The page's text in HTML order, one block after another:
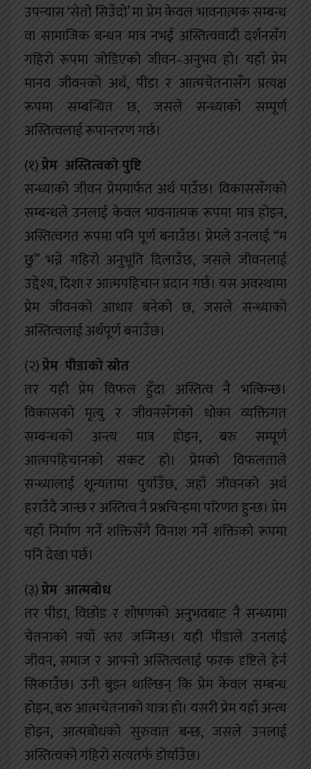
उपन्यास ‘सेतो सिउँदो’ मा प्रेम केवल भावनात्मक सम्बन्ध
वा सामाजिक बन्धन मात्र नभई अस्तित्ववादी दर्शनसँग
गहिरो रूपमा जोडिएको जीवन–अनुभव हो। यहाँ प्रेम
मानव जीवनको अर्थ, पीडा र आत्मचेतनासँग प्रत्यक्ष
रूपमा सम्बन्धित छ, जसले सन्ध्याको सम्पूर्ण
अस्तित्वलाई रूपान्तरण गर्छ।
(१)प्रेम अस्तित्वको पुष्टि
सन्ध्याको जीवन प्रेममार्फत अर्थ पाउँछ। विकाससँगको
सम्बन्धले उनलाई केवल भावनात्मक रूपमा मात्र होइन,
अस्तित्वगत रूपमा पनि पूर्ण बनाउँछ। प्रेमले उनलाई “म
छु” भन्ने गहिरो अनुभूति दिलाउँछ, जसले जीवनलाई
उद्देश्य, दिशा र आत्मपहिचान प्रदान गर्छ। यस अवस्थामा
प्रेम जीवनको आधार बनेको छ, जसले सन्ध्याको
अस्तित्वलाई अर्थपूर्ण बनाउँछ।
(२)प्रेम पीडाको स्रोत
तर यही प्रेम विफल हुँदा अस्तित्व नै भत्किन्छ।
विकासको मृत्यु र जीवनसँगको धोका व्यक्तिगत
सम्बन्धको अन्त्य मात्र होइन, बरु सम्पूर्ण
आत्मपहिचानको संकट हो। प्रेमको विफलताले
सन्ध्यालाई शून्यतामा पुर्याउँछ, जहाँ जीवनको अर्थ
हराउँदै जान्छ र अस्तित्व नै प्रश्नचिन्हमा परिणत हुन्छ। प्रेम
यहाँ निर्माण गर्ने शक्तिसँगै विनाश गर्ने शक्तिको रूपमा
पनि देखा पर्छ।
(३)प्रेम आत्मबोध
तर पीडा, विछोड र शोषणको अनुभवबाट नै सन्ध्यामा
चेतनाको नयाँ स्तर जन्मिन्छ। यही पीडाले उनलाई
जीवन, समाज र आफ्नो अस्तित्वलाई फरक दृष्टिले हेर्न
सिकाउँछ। उनी बुझ्न थाल्छिन् कि प्रेम केवल सम्बन्ध
होइन, बरु आत्मचेतनाको यात्रा हो। यसरी प्रेम यहाँ अन्त्य
होइन, आत्मबोधको सुरुवात बन्छ, जसले उनलाई
अस्तित्वको गहिरो सत्यतर्फ डोर्याउँछ।